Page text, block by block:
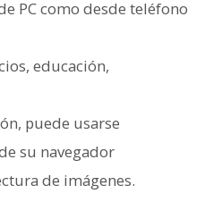
PC como desde teléfono
educación,
puede usarse
su navegador
de imágenes.